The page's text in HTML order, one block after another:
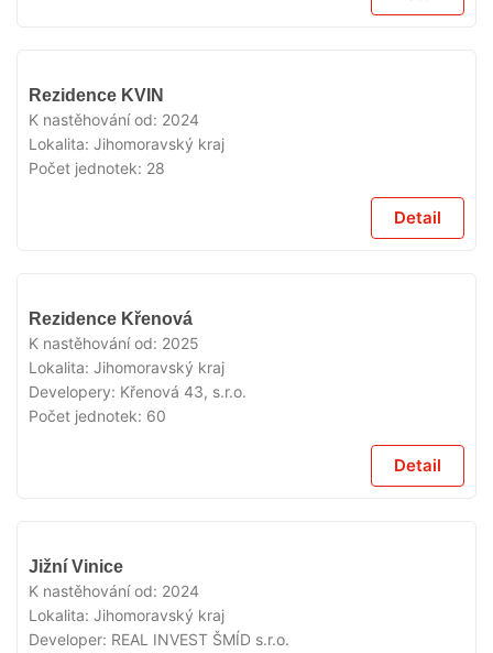
Rezidence KVIN
K nastěhování od: 2024
Lokalita: Jihomoravský kraj
Počet jednotek: 28
Detail
Rezidence Křenová
K nastěhování od: 2025
Lokalita: Jihomoravský kraj
Developery: Křenová 43, s.r.o.
Počet jednotek: 60
Detail
Jižní Vinice
K nastěhování od: 2024
Lokalita: Jihomoravský kraj
Developer: REAL INVEST ŠMÍD s.r.o.